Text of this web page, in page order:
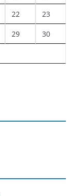
22 23
29 30